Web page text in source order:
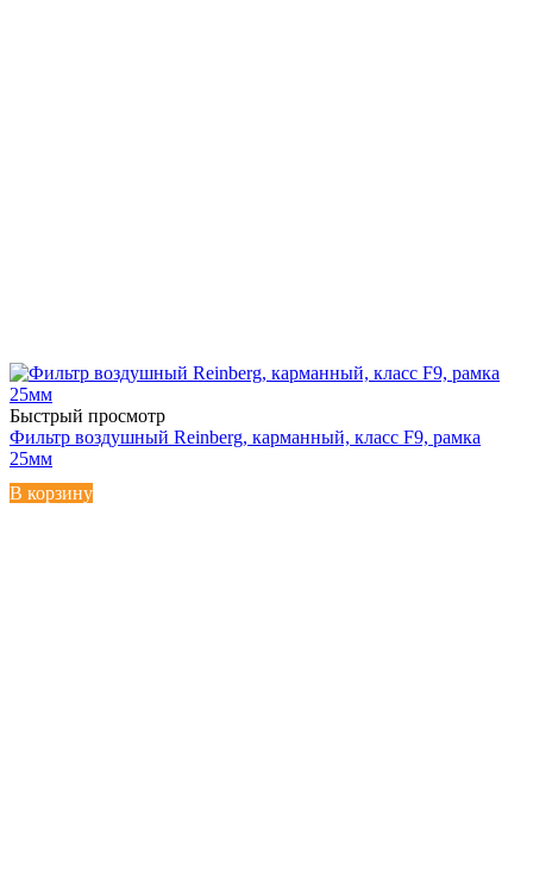
Быстрый просмотр
Фильтр воздушный Reinberg, карманный, класс F9, рамка
25мм
В корзину